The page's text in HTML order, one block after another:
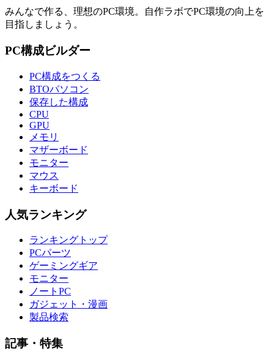
みんなで作る、理想のPC環境。 自作ラボでPC環境の向上を
目指しましょう。
PC構成ビルダー
PC構成をつくる
BTOパソコン
保存した構成
CPU
GPU
メモリ
マザーボード
モニター
マウス
キーボード
人気ランキング
ランキングトップ
PCパーツ
ゲーミングギア
モニター
ノートPC
ガジェット・漫画
製品検索
記事・特集